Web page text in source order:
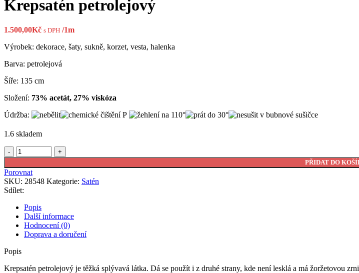
Krepsatén petrolejový
1.500,00Kč s DPH /1m
Výrobek: dekorace, šaty, sukně, korzet, vesta, halenka
Barva: petrolejová
Šíře: 135 cm
Složení: 73% acetát, 27% viskóza
Údržba:
1.6 skladem
Krepsatén
petrolejový
množství
PŘIDAT DO
Porovnat
SKU: 28548 Kategorie: Satén
Sdílet:
Popis
Další informace
Hodnocení (0)
Doprava a doručení
Popis
Krepsatén petrolejový je těžká splývavá látka. Dá se použít i z druhé strany, kde není lesklá a má žoržetovou